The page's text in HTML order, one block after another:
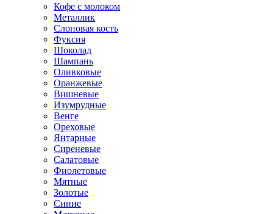
Кофе с молоком
Металлик
Слоновая кость
Фуксия
Шоколад
Шампань
Оливковые
Оранжевые
Вишневые
Изумрудные
Венге
Ореховые
Янтарные
Сиреневые
Салатовые
Фиолетовые
Мятные
Золотые
Синие